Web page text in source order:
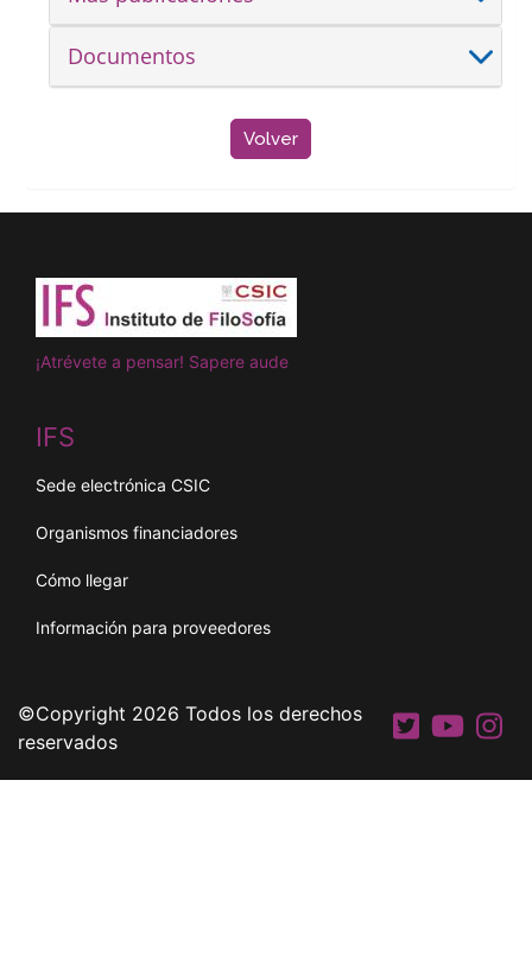
Documentos
Volver
¡Atrévete a pensar! Sapere aude
IFS
Sede electrónica CSIC
Organismos financiadores
Cómo llegar
Información para proveedores
©Copyright 2026 Todos los derechos
reservados